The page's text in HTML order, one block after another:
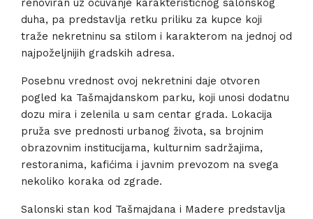
renoviran uz očuvanje karakterističnog salonskog
duha, pa predstavlja retku priliku za kupce koji
traže nekretninu sa stilom i karakterom na jednoj od
najpoželjnijih gradskih adresa.
Posebnu vrednost ovoj nekretnini daje otvoren
pogled ka Tašmajdanskom parku, koji unosi dodatnu
dozu mira i zelenila u sam centar grada. Lokacija
pruža sve prednosti urbanog života, sa brojnim
obrazovnim institucijama, kulturnim sadržajima,
restoranima, kafićima i javnim prevozom na svega
nekoliko koraka od zgrade.
Salonski stan kod Tašmajdana i Madere predstavlja